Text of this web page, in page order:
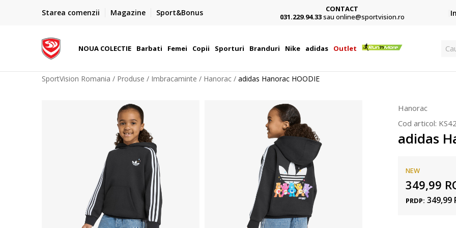
Starea comenzii Magazine Sport&Bonus
Plateste cu cardul in siguranta prin WSPay - Visa, MasterCard,
CONTACT
031.229.94.33sau online@sportvision.ro
NOUA COLECTIE Barbati Femei Copii Sporturi Branduri Nike adidas Outlet
SportVision Romania Produse Imbracaminte Hanorac adidas Hanorac HOODIE
Hanorac
Cod articol:
adidas
NEW
349,99
PRDP: 349,99